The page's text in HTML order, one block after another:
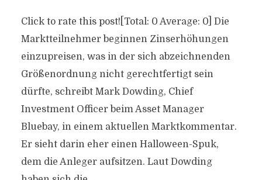
Click to rate this post![Total: 0 Average: 0] Die
Marktteilnehmer beginnen Zinserhöhungen
einzupreisen, was in der sich abzeichnenden
Größenordnung nicht gerechtfertigt sein
dürfte, schreibt Mark Dowding, Chief
Investment Officer beim Asset Manager
Bluebay, in einem aktuellen Marktkommentar.
Er sieht darin eher einen Halloween-Spuk,
dem die Anleger aufsitzen. Laut Dowding